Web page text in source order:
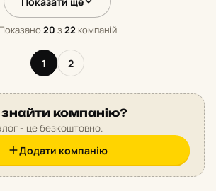
Показано 20 з 22 компаній
1 2
компанію?
- це безкоштовно.
Додати компанію